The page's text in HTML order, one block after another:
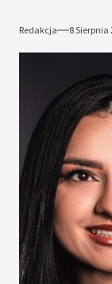
Redakcja 8 Sierpnia